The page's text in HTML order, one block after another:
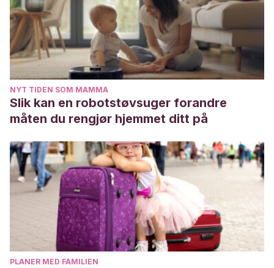
NYT TIDEN SOM MAMMA
Slik kan en robotstøvsuger forandre
måten du rengjør hjemmet ditt på
PLANER MED FAMILIEN